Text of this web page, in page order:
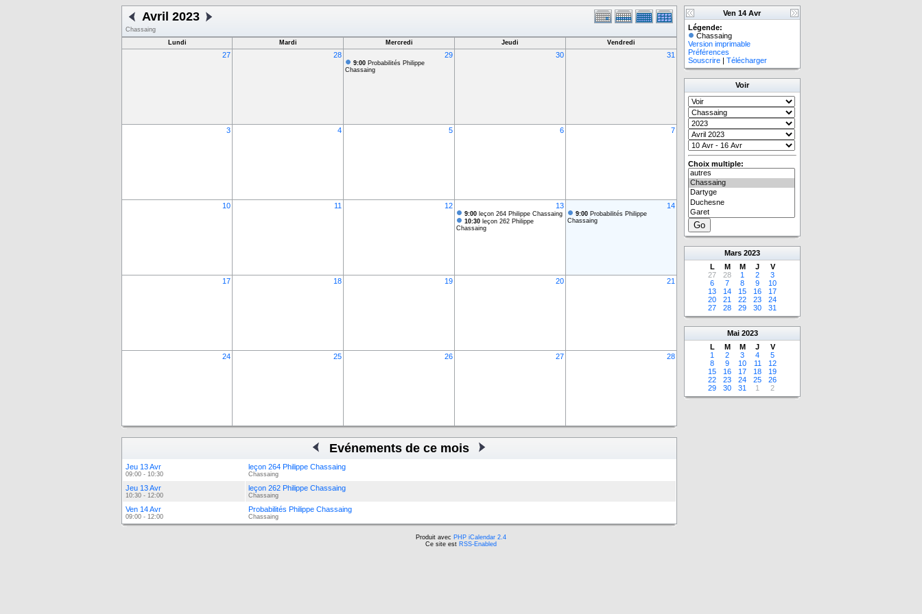
Avril 2023
Chassaing
Lundi
Mardi Mercredi Jeudi Vendredi
27 28 29
9:00 Probabilités Philippe
Chassaing
30 31
3 4 5 6 7
10 11 12 13
9:00 leçon 264 Philippe Chassaing
10:30 leçon 262 Philippe
Chassaing
14
9:00 Probabilités Philippe
Chassaing
17 18 19 20 21
24 25 26 27 28
Evénements de ce mois
Jeu 13 Avr
09:00 - 10:30
leçon 264 Philippe Chassaing
Chassaing
Jeu 13 Avr
10:30 - 12:00
leçon 262 Philippe Chassaing
Chassaing
Ven 14 Avr
09:00 - 12:00
Probabilités Philippe Chassaing
Chassaing
Ven 14 Avr
Légende:
Chassaing
Version imprimable
Préférences
Souscrire | Télécharger
Voir
Choix multiple:
Mars 2023
L
M M J
V
27
28 1 2
3
6
7 8 9
10
13
14 15 16
17
20
21 22 23
24
27
28 29 30 31
Mai 2023
L
M M J
V
1
2 3 4
5
8
9 10 11
12
15
16 17 18
19
22
23 24 25
26
29
30 31 1 2
Produit avec PHP iCalendar 2.4
Ce site est RSS-Enabled